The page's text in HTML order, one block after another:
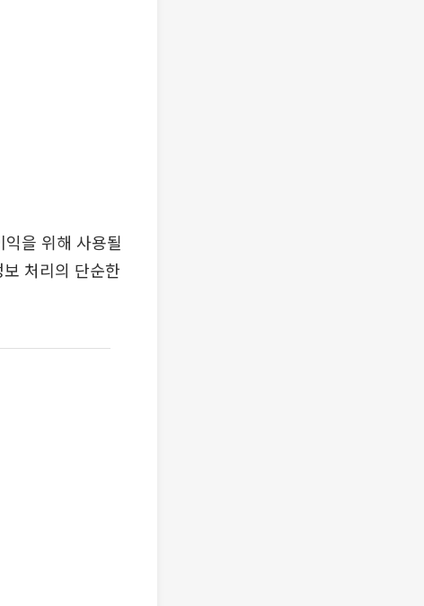
을 위해 사용될
처리의 단순한